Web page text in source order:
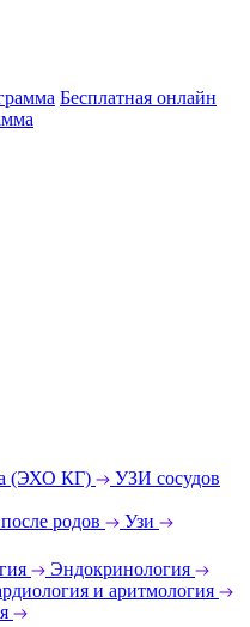
Бесплатная онлайн
(ЭХО КГ)
УЗИ сосудов
родов
Узи
Эндокринология
и аритмология